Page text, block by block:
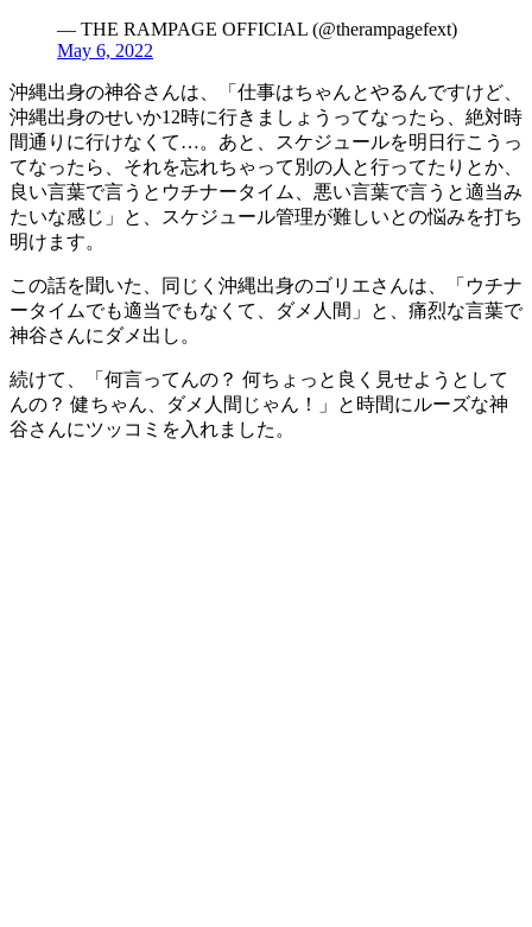
— THE RAMPAGE OFFICIAL (@therampagefext)
May 6, 2022
沖縄出身の神谷さんは、「仕事はちゃんとやるんですけど、
沖縄出身のせいか12時に行きましょうってなったら、絶対時
間通りに行けなくて…。あと、スケジュールを明日行こうっ
てなったら、それを忘れちゃって別の人と行ってたりとか、
良い言葉で言うとウチナータイム、悪い言葉で言うと適当み
たいな感じ」と、スケジュール管理が難しいとの悩みを打ち
明けます。
この話を聞いた、同じく沖縄出身のゴリエさんは、「ウチナ
ータイムでも適当でもなくて、ダメ人間」と、痛烈な言葉で
神谷さんにダメ出し。
続けて、「何言ってんの？ 何ちょっと良く見せようとして
んの？ 健ちゃん、ダメ人間じゃん！」と時間にルーズな神
谷さんにツッコミを入れました。